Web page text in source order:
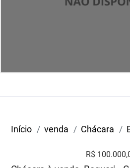
Início venda Chácara
R$